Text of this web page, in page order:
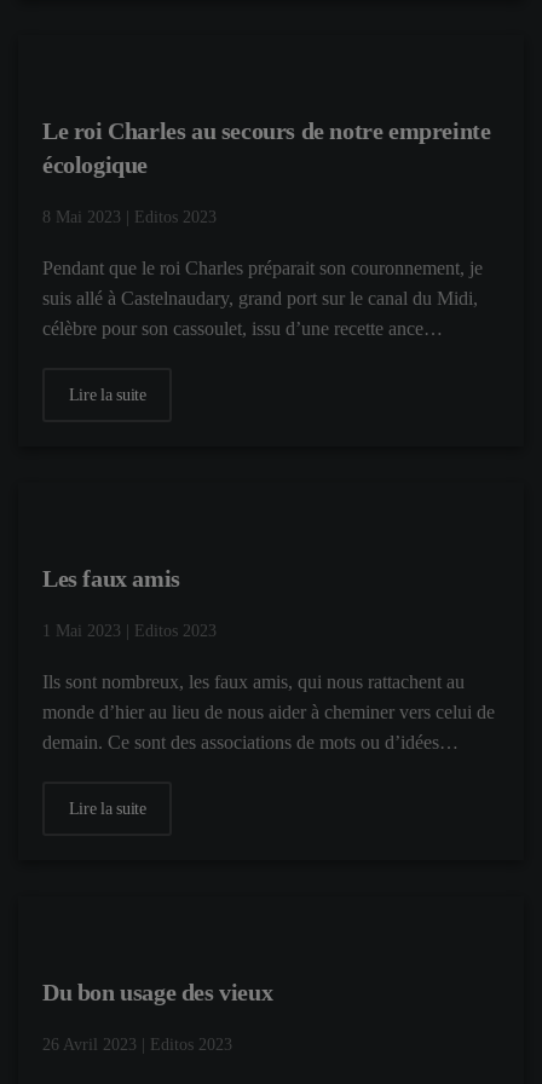
Le roi Charles au secours de notre empreinte
écologique
8 Mai 2023 Editos 2023
Pendant que le roi Charles préparait son couronnement, je
suis allé à Castelnaudary, grand port sur le canal du Midi,
célèbre pour son cassoulet, issu d’une recette ance…
Lire la suite
Les faux amis
1 Mai 2023 Editos 2023
Ils sont nombreux, les faux amis, qui nous rattachent au
monde d’hier au lieu de nous aider à cheminer vers celui de
demain. Ce sont des associations de mots ou d’idées…
Lire la suite
Du bon usage des vieux
26 Avril 2023 Editos 2023